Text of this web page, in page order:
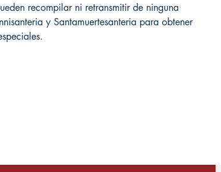
recompilar ni retransmitir de ninguna
y Santamuertesanteria para obtener